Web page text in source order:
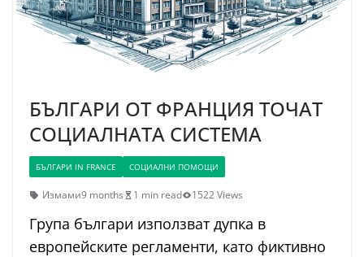
БЪЛГАРИ OT ФРАНЦИЯ ТОЧАТ
СОЦИАЛНАТА СИСТЕМА
БЪЛГАРИ IN FRANCE СОЦИАЛНИ ПОМОЩИ
Измами9 months 1 min read 1522 Views
Група българи използват дупка в
европейските регламенти, като фиктивно